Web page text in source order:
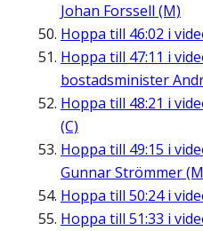
Johan Forssell (M)
Hoppa till 46:02 i
Hoppa till 47:11 i
bostadsminister
Hoppa till 48:21 i
(C)
Hoppa till 49:15 i
Gunnar Strömmer
Hoppa till 50:24i
Hoppa till 51:33 i